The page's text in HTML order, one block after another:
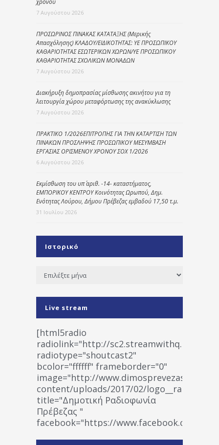
7 Αυγούστου 2026
ΠΡΟΣΩΡΙΝΟΣ ΠΙΝΑΚΑΣ ΚΑΤΑΤΑΞΗΣ (Μερικής
Απασχόλησης) ΚΛΑΔΟΥ/ΕΙΔΙΚΟΤΗΤΑΣ: ΥΕ ΠΡΟΣΩΠΙΚΟΥ
ΚΑΘΑΡΙΟΤΗΤΑΣ ΕΣΩΤΕΡΙΚΩΝ ΧΩΡΩΝ/ΥΕ ΠΡΟΣΩΠΙΚΟΥ
ΚΑΘΑΡΙΟΤΗΤΑΣ ΣΧΟΛΙΚΩΝ ΜΟΝΑΔΩΝ
7 Αυγούστου 2026
Διακήρυξη δημοπρασίας μίσθωσης ακινήτου για τη
λειτουργία χώρου μεταφόρτωσης της ανακύκλωσης
7 Αυγούστου 2026
ΠΡΑΚΤΙΚΟ 1/2026ΕΠΙΤΡΟΠΗΣ ΓΙΑ ΤΗΝ ΚΑΤΑΡΤΙΣΗ ΤΩΝ
ΠΙΝΑΚΩΝ ΠΡΟΣΛΗΨΗΣ ΠΡΟΣΩΠΙΚΟΥ ΜΕΣΥΜΒΑΣΗ
ΕΡΓΑΣΙΑΣ ΟΡΙΣΜΕΝΟΥ ΧΡΟΝΟΥ ΣΟΧ 1/2026
6 Αυγούστου 2026
Εκμίσθωση του υπ΄ αριθ. -14- καταστήματος,
ΕΜΠΟΡΙΚΟΥ ΚΕΝΤΡΟΥ Κοινότητας Ωρωπού, Δημ.
Ενότητας Λούρου, Δήμου Πρέβεζας εμβαδού 17,50 τ.μ.
31 Ιουλίου 2026
Ιστορικό
Ιστορικό
Live stream
[html5radio
radiolink="http://
radiotype="shoutcast2"
bcolor="ffffff" frameborder="0"
image="http://www.dimosprevezas.gr/wp-
content/uploads/2017/02/
title="Δημοτική Ραδιοφωνία
Πρέβεζας "
facebook="https://www.facebook.com/